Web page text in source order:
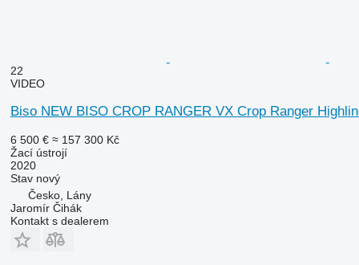
22
VIDEO
Biso NEW BISO CROP RANGER VX Crop Ranger
6 500 € ≈ 157 300 Kč
Žací ústrojí
2020
Stavnový
Česko, Lány
Jaromír Čihák
Kontakt s dealerem